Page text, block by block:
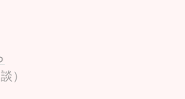
）